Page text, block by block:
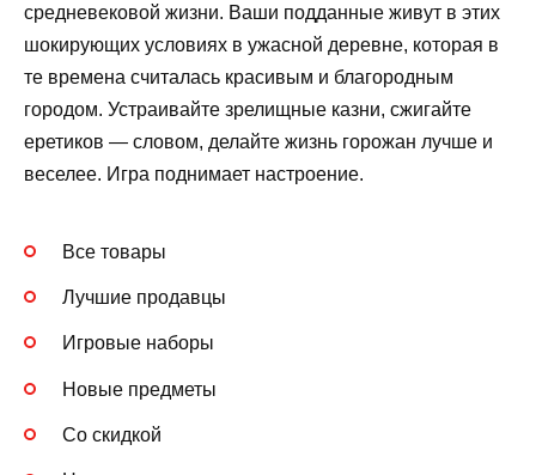
средневековой жизни. Ваши подданные живут в этих
шокирующих условиях в ужасной деревне, которая в
те времена считалась красивым и благородным
городом. Устраивайте зрелищные казни, сжигайте
еретиков — словом, делайте жизнь горожан лучше и
веселее. Игра поднимает настроение.
Все товары
Лучшие продавцы
Игровые наборы
Новые предметы
Со скидкой